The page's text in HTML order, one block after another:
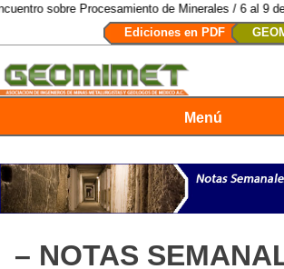
Procesamiento de Minerales / 6 al 9 de Octubre de
Ediciones en PDF
Menú
– NOTAS